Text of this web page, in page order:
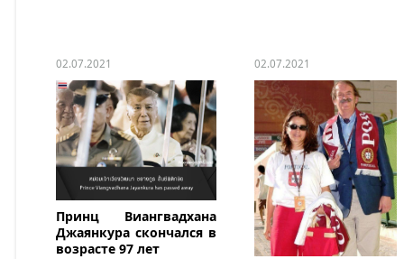
02.07.2021
Принц Виангвадхана
Джаянкура скончался в
возрасте 97 лет
02.07.2021